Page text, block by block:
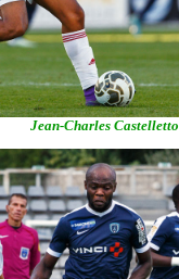
Jean-Charles Castelletto